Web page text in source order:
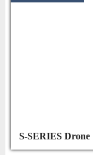
S-SERIES Drone